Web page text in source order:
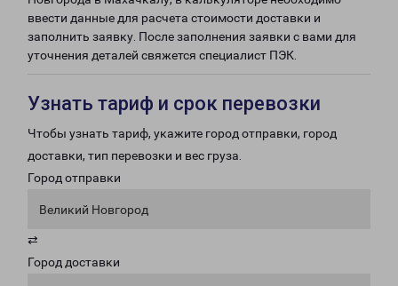
ввести данные для расчета стоимости доставки и
заполнить заявку. После заполнения заявки с вами для
уточнения деталей свяжется специалист ПЭК.
Узнать тариф и срок перевозки
Чтобы узнать тариф, укажите город отправки, город
доставки, тип перевозки и вес груза.
Город отправки
Великий Новгород
⇄
Город доставки